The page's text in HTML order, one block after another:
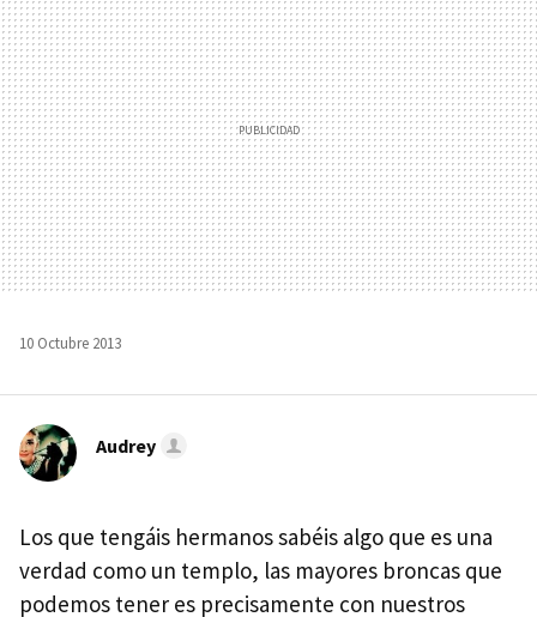
10 Octubre 2013
Audrey
Los que tengáis hermanos sabéis algo que es una
verdad como un templo, las mayores broncas que
podemos tener es precisamente con nuestros